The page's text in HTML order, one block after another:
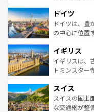
せる。地方に
ンテンツ一覧
で、幅広い魅
聖堂、美しい
から魅了する
いる。シャン
香り高いラベ
らに、パリ以
れる地方に足
を参照してほ
ドイツ
ドイツは、豊
の中心に位置
顔を持つこの
ルリンの文化
してライン川
は、お酒好きな人
ドイツ情報は
イギリス
イギリスは、
トミンスター
リアごとに異
ティー、ビー
戦など、本場
スイス
スイスの国土
な交通網が整